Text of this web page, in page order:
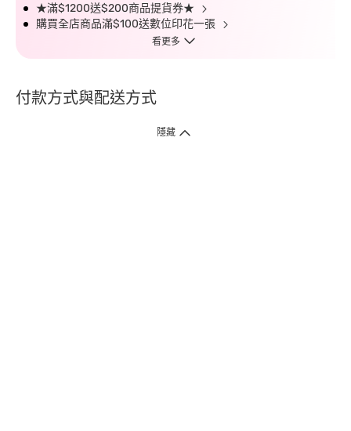
★滿$1200送$200商品提貨券★
購買全店商品滿$100送數位印花一張
看更多
付款方式與配送方式
隱藏